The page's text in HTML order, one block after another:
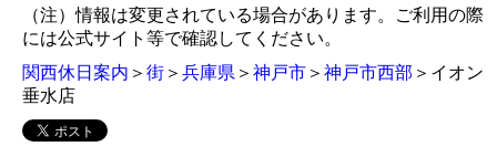
（注）情報は変更されている場合があります。ご利用の際
には公式サイト等で確認してください。
関西休日案内 ＞ 街 ＞ 兵庫県 ＞ 神戸市 ＞ 神戸市西部 ＞イオン
垂水店